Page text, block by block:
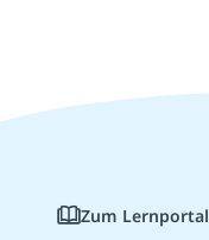
Zum Lernportal